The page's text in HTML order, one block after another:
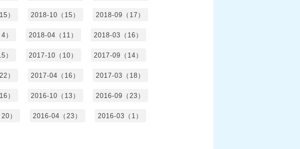
） 2018-10（15） 2018-09（17）
） 2018-04（11） 2018-03（16）
） 2017-10（10） 2017-09（14）
） 2017-04（16） 2017-03（18）
） 2016-10（13） 2016-09（23）
） 2016-04（23） 2016-03（1）